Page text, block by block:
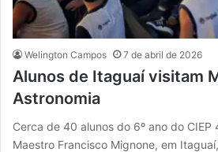
Welington Campos 7 de abril de 2026
Alunos de Itaguaí visitam
Astronomia
Cerca de 40 alunos do 6º ano do
Maestro Francisco Mignone, em